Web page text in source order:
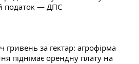
податок — ДПС
гривень за гектар: агрофірма
піднімає орендну плату на